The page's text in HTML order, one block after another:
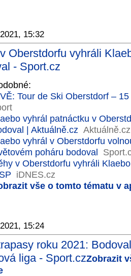
15:32
Oberstdorfu vyhráli
- Sport.cz
Tour de Ski Oberstdorf –
vyhrál patnáctku v
| Aktuálně.cz Aktuálně.cz
vyhrál v Oberstdorfu
poháru bodoval
v Oberstdorfu vyhráli
iDNES.cz
vše o tomto tématu v
15:24
roku 2021:
liga - Sport.czZobrazit